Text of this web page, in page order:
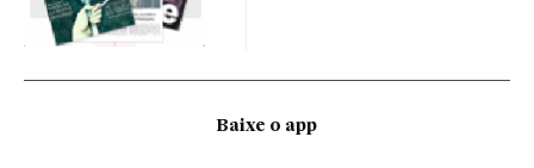
Baixe o app